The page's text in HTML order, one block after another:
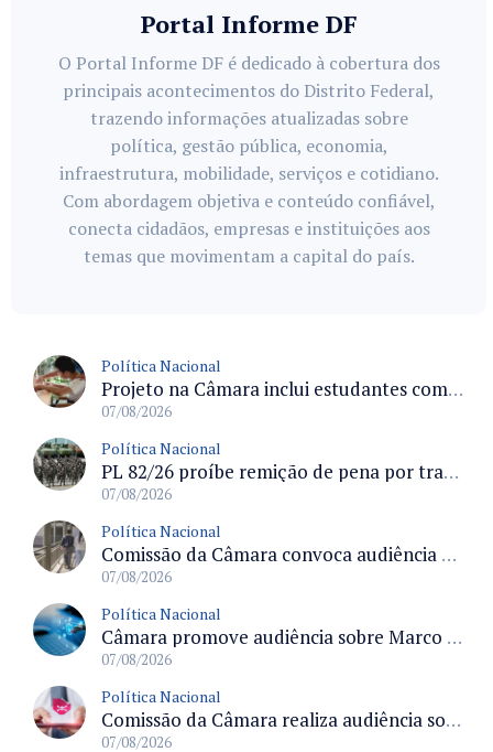
Portal Informe DF
O Portal Informe DF é dedicado à cobertura dos
principais acontecimentos do Distrito Federal,
trazendo informações atualizadas sobre
política, gestão pública, economia,
infraestrutura, mobilidade, serviços e cotidiano.
Com abordagem objetiva e conteúdo confiável,
conecta cidadãos, empresas e instituições aos
temas que movimentam a capital do país.
Política Nacional
Projeto na Câmara inclui estudantes com deficiência no regime escolar especial da LDB e estabelece critérios para frequência
07/08/2026
Política Nacional
PL 82/26 proíbe remição de pena por trabalho em funções militares para condenados por crimes contra o Estado Democrático de Direito
07/08/2026
Política Nacional
Comissão da Câmara convoca audiência para discutir misoginia nas escolas e universidades após divulgação de listas misóginas
07/08/2026
Política Nacional
Câmara promove audiência sobre Marco de Fomento à Economia Digital e impactos da inteligência artificial
07/08/2026
Política Nacional
Comissão da Câmara realiza audiência sobre apostas online para medir o tamanho do mercado ilegal
07/08/2026